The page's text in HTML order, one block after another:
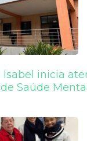
Isabel inicia
Saúde Mental